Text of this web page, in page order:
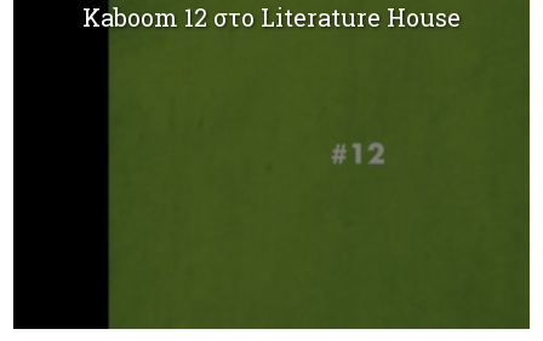
Kaboom 12 στο Literature House